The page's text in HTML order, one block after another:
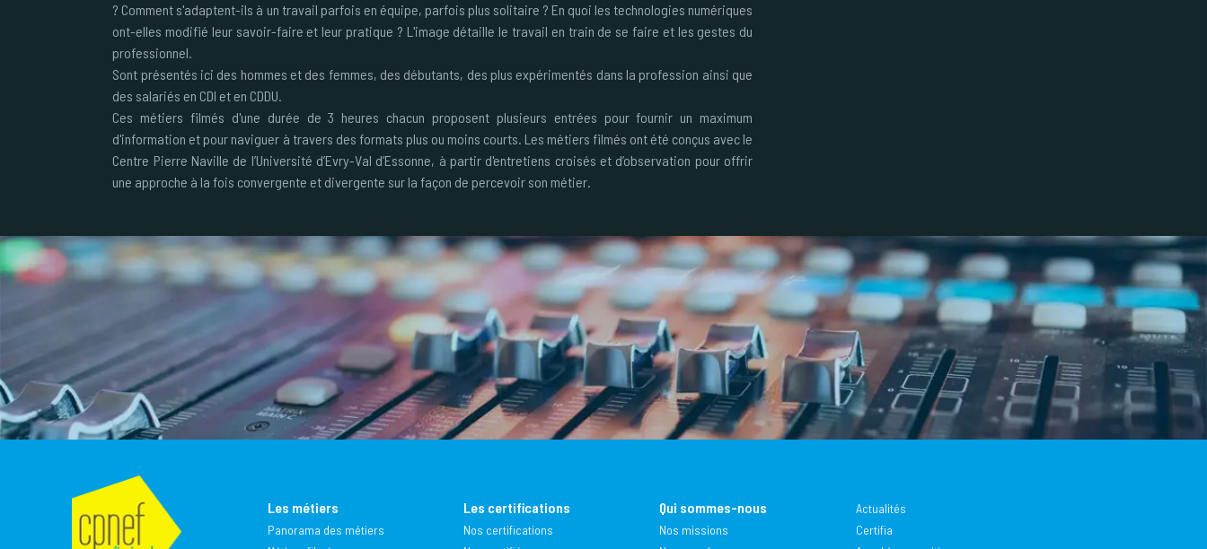
? Comment s'adaptent-ils à un travail parfois en équipe, parfois plus solitaire ? En quoi les technologies numériques
ont-elles modifié leur savoir-faire et leur pratique ? L'image détaille le travail en train de se faire et les gestes du
professionnel.
Sont présentés ici des hommes et des femmes, des débutants, des plus expérimentés dans la profession ainsi que
des salariés en CDI et en CDDU.
Ces métiers filmés d'une durée de 3 heures chacun proposent plusieurs entrées pour fournir un maximum
d'information et pour naviguer à travers des formats plus ou moins courts. Les métiers filmés ont été conçus avec le
Centre Pierre Naville de l’Université d’Evry-Val d’Essonne, à partir d'entretiens croisés et d’observation pour offrir
une approche à la fois convergente et divergente sur la façon de percevoir son métier.
Les métiers
Panorama des métiers
Les certifications
Nos certifications
Qui sommes-nous
Nos missions
Actualités
Certifia